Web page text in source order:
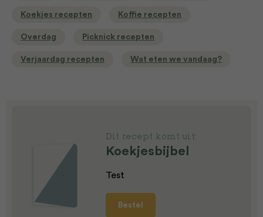
Koekjes recepten Koffie recepten
Overdag Picknick recepten
Verjaardag recepten Wat eten we vandaag?
Dit recept komt uit:
Koekjesbijbel
Test
Bestel